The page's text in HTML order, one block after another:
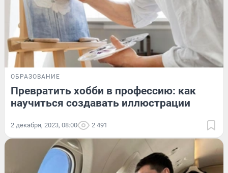
ОБРАЗОВАНИЕ
Превратить хобби в профессию: как
научиться создавать иллюстрации
2 декабря, 2023, 08:00 2 491